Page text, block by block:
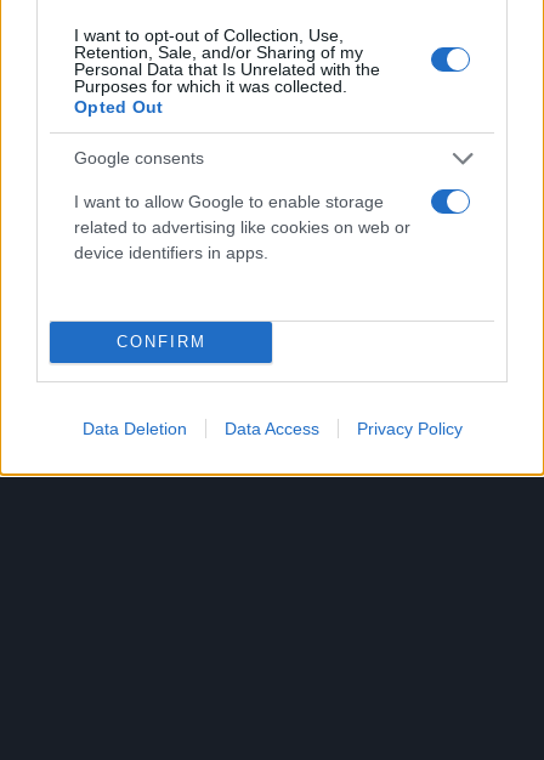
I want to opt-out of Collection, Use,
Retention, Sale, and/or Sharing of my
Personal Data that Is Unrelated with the
Purposes for which it was collected.
Opted Out
Google consents
I want to allow Google to enable storage
related to advertising like cookies on web or
device identifiers in apps.
CONFIRM
Data Deletion Data Access Privacy Policy